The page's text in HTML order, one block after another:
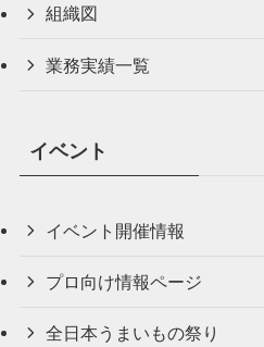
組織図
業務実績一覧
イベント
イベント開催情報
プロ向け情報ページ
全日本うまいもの祭り